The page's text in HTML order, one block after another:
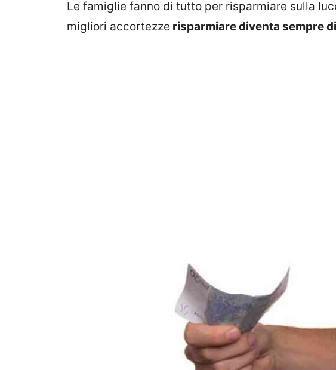
Le famiglie fanno di tutto per risparmiare sulla
migliori accortezze risparmiare diventa sempre